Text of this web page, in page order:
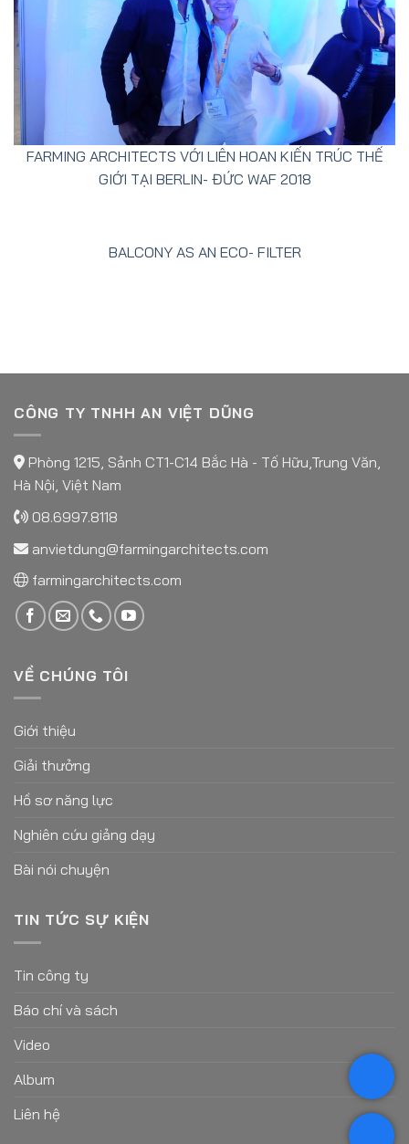
FARMING ARCHITECTS VỚI LIÊN HOAN KIẾN TRÚC THẾ
GIỚI TẠI BERLIN- ĐỨC WAF 2018
BALCONY AS AN ECO- FILTER
CÔNG TY TNHH AN VIỆT DŨNG
Phòng 1215, Sảnh CT1-C14 Bắc Hà - Tố Hữu,Trung Văn,
Hà Nội, Việt Nam
08.6997.8118
anvietdung@farmingarchitects.com
farmingarchitects.com
VỀ CHÚNG TÔI
Giới thiệu
Giải thưởng
Hồ sơ năng lực
Nghiên cứu giảng dạy
Bài nói chuyện
TIN TỨC SỰ KIỆN
Tin công ty
Báo chí và sách
Video
Album
Liên hệ